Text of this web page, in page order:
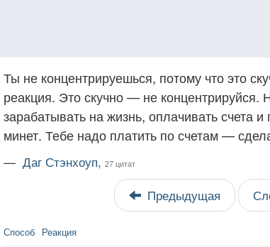
Ты не концентрируешься, потому что это
реакция. Это скучно — не концентрируйся.
зарабатывать на жизнь, оплачивать счета
минет. Тебе надо платить по счетам —
— Даг Стэнхоуп, 27 цитат
Предыдущая
Способ Реакция